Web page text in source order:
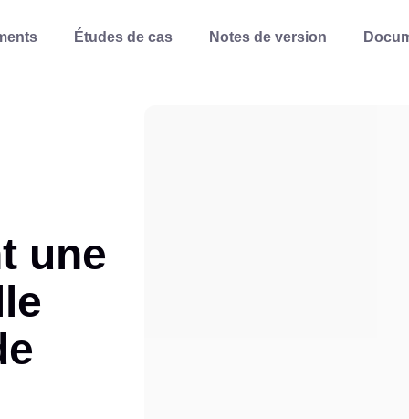
Études de cas Notes de version
une